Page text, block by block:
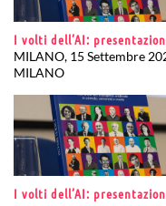
I volti dell’AI:
MILANO, 15 Settembre
MILANO
I volti dell’AI: